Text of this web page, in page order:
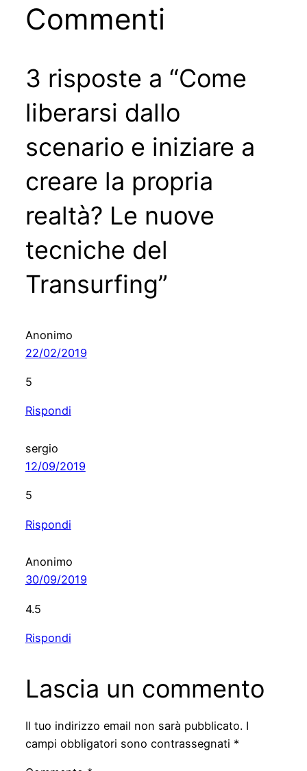
Commenti
3 risposte a “Come
liberarsi dallo
scenario e iniziare a
creare la propria
realtà? Le nuove
tecniche del
Transurfing”
Anonimo
22/02/2019
5
Rispondi
sergio
12/09/2019
5
Rispondi
Anonimo
30/09/2019
4.5
Rispondi
Lascia un commento
Il tuo indirizzo email non sarà pubblicato. I
campi obbligatori sono contrassegnati *